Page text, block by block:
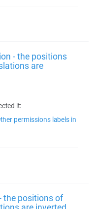
- the positions
are
it:
permissions labels in
the positions of